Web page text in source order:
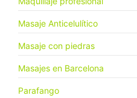
Masaje Anticelulítico
Masaje con piedras
Masajes en Barcelona
Parafango